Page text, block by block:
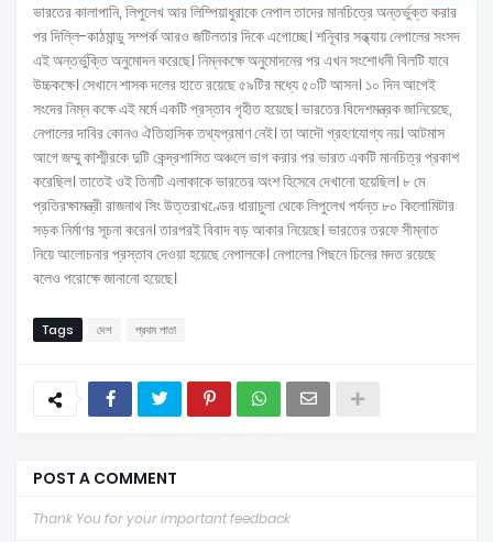
ভারতের কালাপানি, লিপুলেখ আর লিম্পিয়াধুরাকে নেপাল তাদের মানচিত্রে অন্তর্ভুক্ত করার
পর দিল্লি-কাঠমান্ডু সম্পর্ক আরও জটিলতার দিকে এগোচ্ছে। শনিূবার সন্ধ্যায় নেপালের সংসদ
এই অন্তর্ভুক্তি অনুমোদন করেছে। নিম্নকক্ষে অনুমোদনের পর এখন সংশোধনী বিলটি যাবে
উচ্চকক্ষে। সেখানে শাসক দলের হাতে রয়েছে ৫৯টির মধ্যে ৫০টি আসন। ১০ দিন আগেই
সংদের নিম্ন কক্ষে এই মর্মে একটি প্রস্তাব গৃহীত হয়েছে। ভারতের বিদেশমন্ত্রক জানিয়েছে,
নেপালের দাবির কোনও ঐতিহাসিক তথ্যপ্রমাণ নেই। তা আদৌ গ্রহণযোগ্য নয়। আটমাস
আগে জম্মু কাশ্মীরকে দুটি কেন্দ্রশাসিত অঞ্চলে ভাগ করার পর ভারত একটি মানচিত্র প্রকাশ
করেছিল। তাতেই ওই তিনটি এলাকাকে ভারতের অংশ হিসেবে দেখানো হয়েছিল। ৮ মে
প্রতিরক্ষামন্ত্রী রাজনাথ সিং উত্তরাখণ্ডের ধারাচুলা থেকে লিপুলেখ পর্যন্ত ৮০ কিলোমিটার
সড়ক নির্মাণর সূচনা করেন। তারপরই বিবাদ বড় আকার নিয়েছে। ভারতের তরফে সীম্নাত
নিয়ে আলোচনার প্রস্তাব দেওয়া হয়েছে নেপালকে। নেপালের পিছনে চিনের মদত রয়েছে
বলেও পরোক্ষে জানানো হয়েছে।
Tags দেশ প্রথম পাতা
POST A COMMENT
Thank You for your important feedback